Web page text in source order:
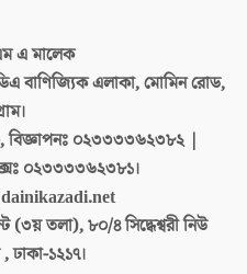
এ মালেক
বাণিজ্যিক এলাকা, মোমিন রোড,
০২৩৩৩৩৬২৩৮২ |
০২৩৩৩৩৬২৩৮১।
(৩য় তলা), ৮০/৪ সিদ্ধেশ্বরী নিউ
ঢাকা-১২১৭।